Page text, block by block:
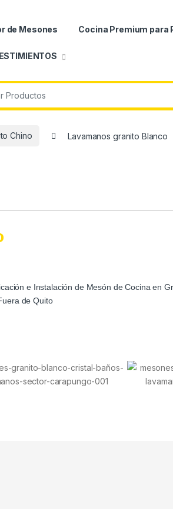
de Mesones Cocina Premium para
Chino Lavamanos granito Blanco
e Instalación de Mesón de Cocina en
de Quito